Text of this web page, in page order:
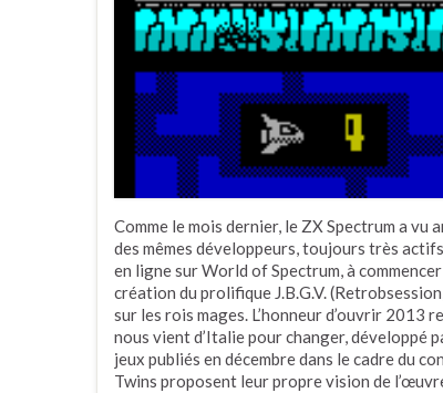
Comme le mois dernier, le ZX Spectrum a
des mêmes développeurs, toujours très
en ligne sur World of Spectrum, à
création du prolifique J.B.G.V.
sur les rois mages. L’honneur d’ouvrir 2013
nous vient d’Italie pour changer, développé
jeux publiés en décembre dans le cadre du
Twins proposent leur propre vision de